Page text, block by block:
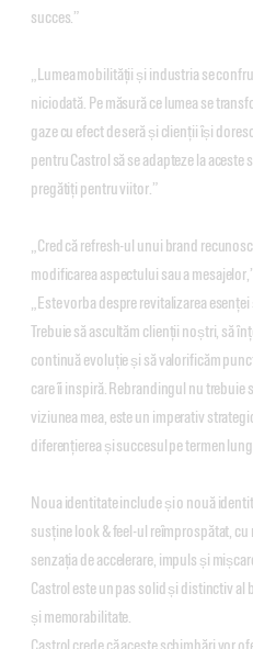
succes.”
„Lumea mobilității și industria se
niciodată. Pe măsură ce lumea se
gaze cu efect de seră și clienții își
pentru Castrol să se adapteze la
pregătiți pentru viitor.”
„Cred că refresh-ul unui brand
modificarea aspectului sau a
„Este vorba despre revitalizarea
Trebuie să ascultăm clienții noștri, să
continuă evoluție și să valorificăm
care îi inspiră. Rebrandingul nu trebuie
viziunea mea, este un imperativ
diferențierea și succesul pe termen
Noua identitate include și o nouă
susține look & feel-ul reîmprospătat,
senzația de accelerare, impuls și
Castrol este un pas solid și distinctiv al
și memorabilitate.
Castrol crede că aceste schimbări vor